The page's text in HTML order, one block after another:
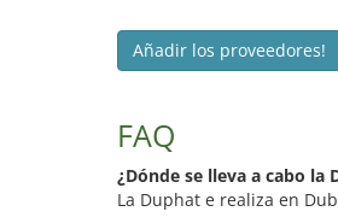
Añadir los proveedores!
FAQ
¿Dónde se lleva a cabo la
La Duphat e realiza en